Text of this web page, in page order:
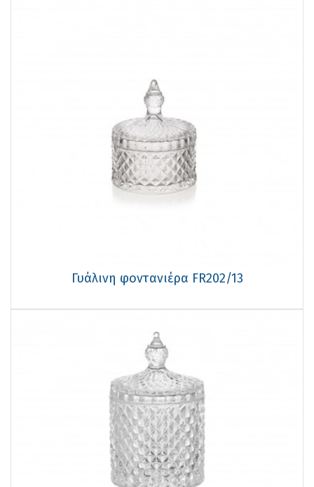
Γυάλινη φοντανιέρα FR202/13